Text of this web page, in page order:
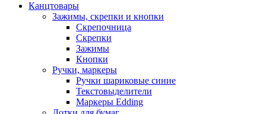
Канцтовары
Зажимы, скрепки и кнопки
Скрепочница
Скрепки
Зажимы
Кнопки
Ручки, маркеры
Ручки шариковые синие
Текстовыделители
Маркеры Edding